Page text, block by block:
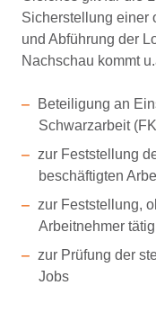
Sicherstellung einer
und Abführung der
Nachschau kommt
Beteiligung an
Schwarzarbeit
zur Feststellung
beschäftigten
zur Feststellung,
Arbeitnehmer
zur Prüfung der
Jobs